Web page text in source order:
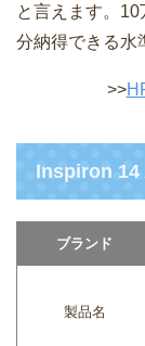
と言えます。
分納得できる水
>>
Inspiron 14
ブランド
製品名